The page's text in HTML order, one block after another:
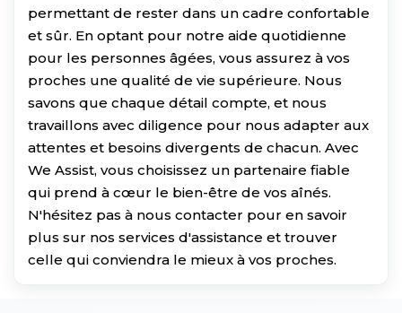
permettant de rester dans un cadre confortable
et sûr. En optant pour notre aide quotidienne
pour les personnes âgées, vous assurez à vos
proches une qualité de vie supérieure. Nous
savons que chaque détail compte, et nous
travaillons avec diligence pour nous adapter aux
attentes et besoins divergents de chacun. Avec
We Assist, vous choisissez un partenaire fiable
qui prend à cœur le bien-être de vos aînés.
N'hésitez pas à nous contacter pour en savoir
plus sur nos services d'assistance et trouver
celle qui conviendra le mieux à vos proches.